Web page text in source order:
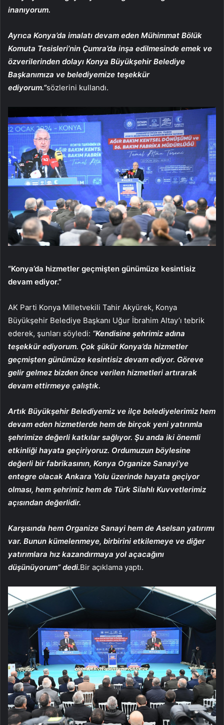
inanıyorum.
Ayrıca Konya’da imalatı devam eden Mühimmat Bölük
Komuta Tesisleri’nin Çumra’da inşa edilmesinde emek ve
özverilerinden dolayı Konya Büyükşehir Belediye
Başkanımıza ve belediyemize teşekkür
ediyorum.”sözlerini kullandı.
“Konya’da hizmetler geçmişten günümüze kesintisiz
devam ediyor.”
AK Parti Konya Milletvekili Tahir Akyürek, Konya
Büyükşehir Belediye Başkanı Uğur İbrahim Altay’ı tebrik
ederek, şunları söyledi: “Kendisine şehrimiz adına
teşekkür ediyorum. Çok şükür Konya’da hizmetler
geçmişten günümüze kesintisiz devam ediyor. Göreve
gelir gelmez bizden önce verilen hizmetleri artırarak
devam ettirmeye çalıştık.
Artık Büyükşehir Belediyemiz ve ilçe belediyelerimiz hem
devam eden hizmetlerde hem de birçok yeni yatırımla
şehrimize değerli katkılar sağlıyor. Şu anda iki önemli
etkinliği hayata geçiriyoruz. Ordumuzun böylesine
değerli bir fabrikasının, Konya Organize Sanayi’ye
entegre olacak Ankara Yolu üzerinde hayata geçiyor
olması, hem şehrimiz hem de Türk Silahlı Kuvvetlerimiz
açısından değerlidir.
Karşısında hem Organize Sanayi hem de Aselsan yatırımı
var. Bunun kümelenmeye, birbirini etkilemeye ve diğer
yatırımlara hız kazandırmaya yol açacağını
düşünüyorum” dedi.Bir açıklama yaptı.